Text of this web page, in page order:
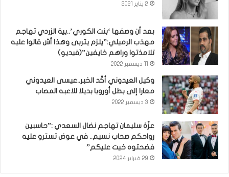
2 يناير 2021
بعد أن وصفها ‘بنت الكوري’..بية الزردي تهاجم
مهذب الرميلي:”يلزم يتربى وهذا أش قالوا عليه
تلامذتوا وراهم خايفين”(فيديو)
وكيل العيدوني أكّد الخبر..عيسى العيدوني
معارا إلى بطل أوروبا بديلا للاعبه المصاب
3 ديسمبر 2022
عزّة سليمان تهاجم نضال السعدي :”حاسبين
رواحكم صحاب نسيم.. في عوض تسترو عليه
فضحتوه خيت عليكم”
29 فبراير 2024